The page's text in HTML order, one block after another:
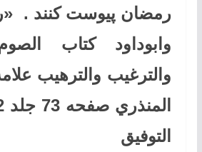
رمضان پيوست كنند .
«
والترغيب والترهيب
المنذري صفحه 73 جلد 2
التوفیق